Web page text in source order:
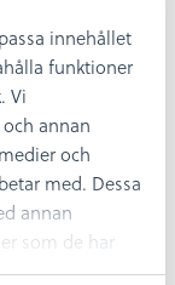
innehållet
funktioner
Vi
annan
och
med. Dessa
annan
som de har
Märk gärna
på!